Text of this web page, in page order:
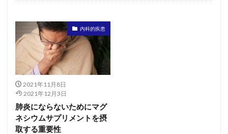
内科的疾患
2021年11月8日
2021年12月3日
肺炎にならないためにマグ
ネシウムサプリメントを摂
取する重要性